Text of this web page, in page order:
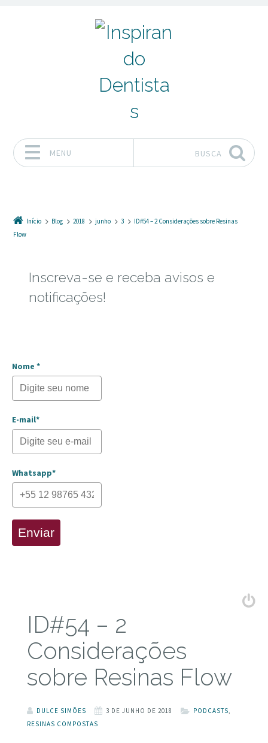
MENU BUSCA
Início Blog 2018 junho 3
ID#54 – 2 Considerações sobre Resinas
Flow
Inscreva-se e receba avisos e
notificações!
Nome *
E-mail*
Whatsapp*
Enviar
ID#54 – 2
Considerações
sobre Resinas Flow
DULCE SIMÕES 3 DE JUNHO DE 2018 PODCASTS,
RESINAS COMPOSTAS